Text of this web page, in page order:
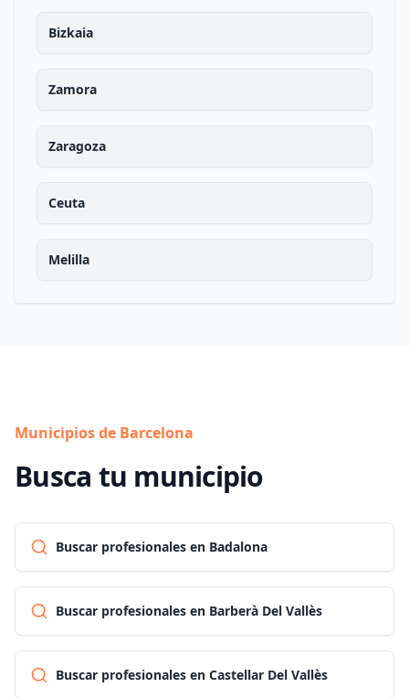
Bizkaia
Zamora
Zaragoza
Ceuta
Melilla
Municipios de Barcelona
Busca tu municipio
Buscar profesionales en Badalona
Buscar profesionales en Barberà Del Vallès
Buscar profesionales en Castellar Del Vallès